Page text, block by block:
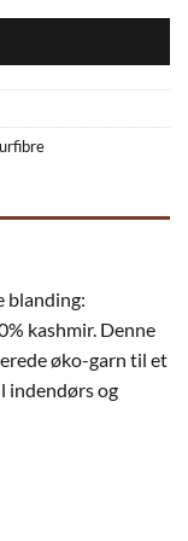
blanding:
kashmir. Denne
øko-garn til et
indendørs og